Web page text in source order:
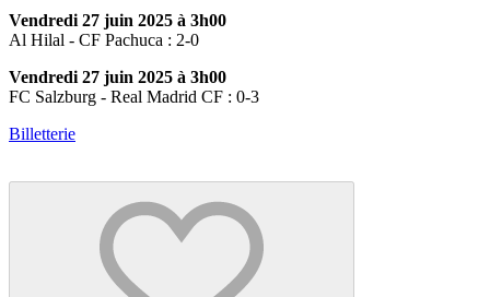
Vendredi 27 juin 2025 à 3h00
Al Hilal - CF Pachuca : 2-0
Vendredi 27 juin 2025 à 3h00
FC Salzburg - Real Madrid CF : 0-3
Billetterie